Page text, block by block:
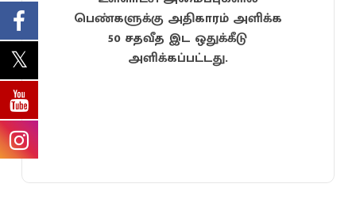
பெண்களுக்கு அதிகாரம் அளிக்க
50 சதவீத இட ஒதுக்கீடு
அளிக்கப்பட்டது.